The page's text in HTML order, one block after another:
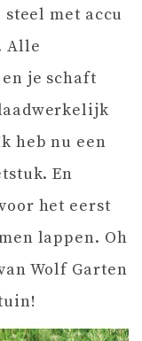
met accu
Alle
je schaft
heb nu een
En
het eerst
lappen. Oh
Wolf Garten